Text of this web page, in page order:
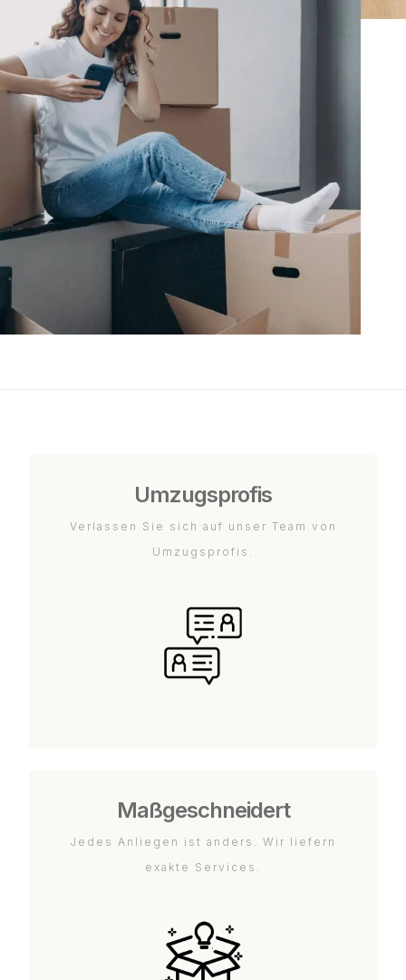
Umzugsprofis
Verlassen Sie sich auf unser Team von
Umzugsprofis.
Maßgeschneidert
Jedes Anliegen ist anders. Wir liefern
exakte Services.